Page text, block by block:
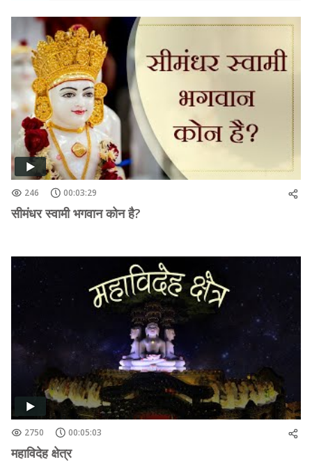
246 00:03:29
सीमंधर स्वामी भगवान कोन है?
2750 00:05:03
महाविदेह क्षेत्र